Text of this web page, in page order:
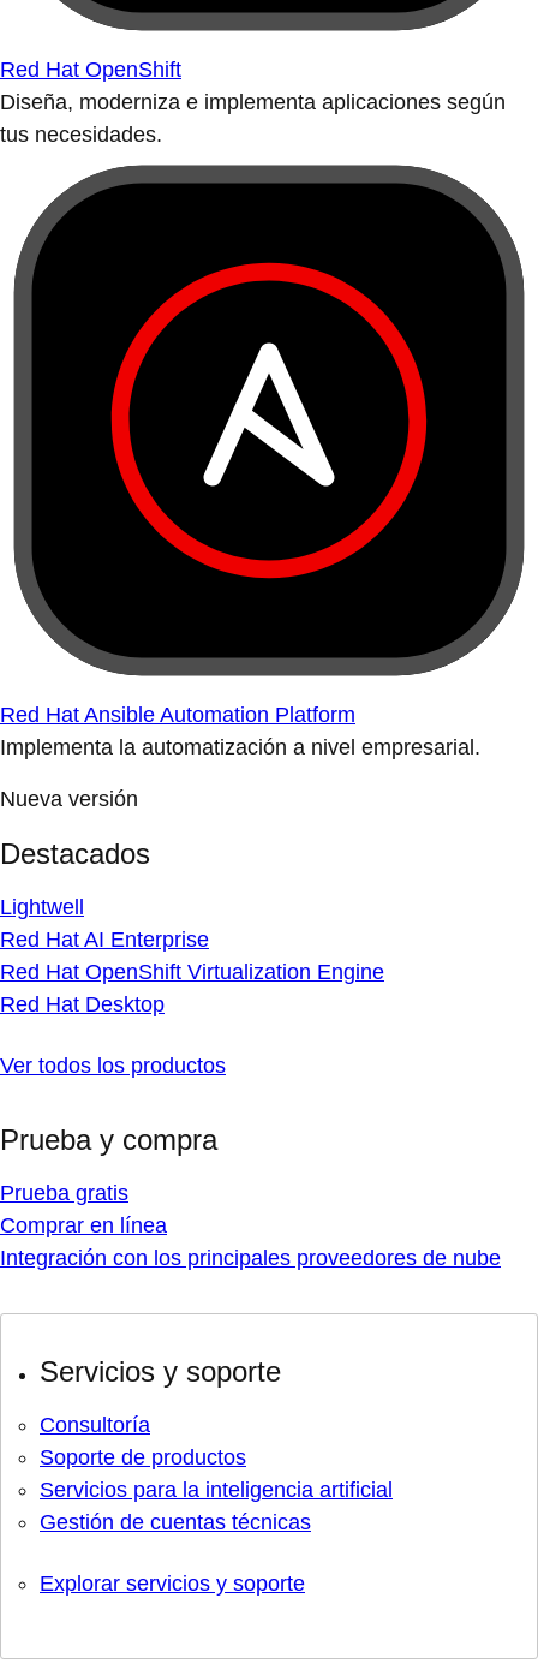
Red Hat OpenShift
Diseña, moderniza e implementa aplicaciones según
tus necesidades.
Red Hat Ansible Automation Platform
Implementa la automatización a nivel empresarial.
Nueva versión
Destacados
Lightwell
Red Hat AI Enterprise
Red Hat OpenShift Virtualization Engine
Red Hat Desktop
Ver todos los productos
Prueba y compra
Prueba gratis
Comprar en línea
Integración con los principales proveedores de nube
Servicios y soporte
Consultoría
Soporte de productos
Servicios para la inteligencia artificial
Gestión de cuentas técnicas
Explorar servicios y soporte